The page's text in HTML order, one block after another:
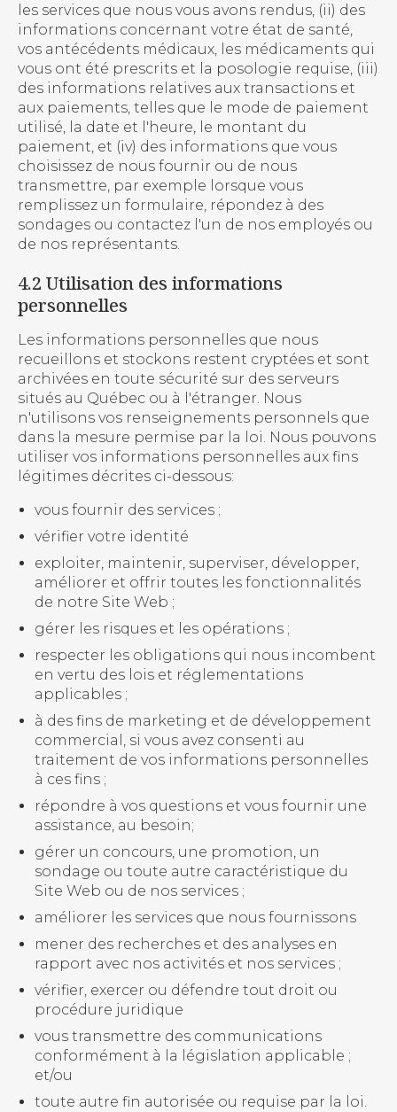
les services que nous vous avons rendus, (ii) des
informations concernant votre état de santé,
vos antécédents médicaux, les médicaments qui
vous ont été prescrits et la posologie requise, (iii)
des informations relatives aux transactions et
aux paiements, telles que le mode de paiement
utilisé, la date et l'heure, le montant du
paiement, et (iv) des informations que vous
choisissez de nous fournir ou de nous
transmettre, par exemple lorsque vous
remplissez un formulaire, répondez à des
sondages ou contactez l'un de nos employés ou
de nos représentants.
4.2 Utilisation des informations
personnelles
Les informations personnelles que nous
recueillons et stockons restent cryptées et sont
archivées en toute sécurité sur des serveurs
situés au Québec ou à l'étranger. Nous
n'utilisons vos renseignements personnels que
dans la mesure permise par la loi. Nous pouvons
utiliser vos informations personnelles aux fins
légitimes décrites ci-dessous:
vous fournir des services ;
vérifier votre identité
exploiter, maintenir, superviser, développer,
améliorer et offrir toutes les fonctionnalités
de notre Site Web ;
gérer les risques et les opérations ;
respecter les obligations qui nous incombent
en vertu des lois et réglementations
applicables ;
à des fins de marketing et de développement
commercial, si vous avez consenti au
traitement de vos informations personnelles
à ces fins ;
répondre à vos questions et vous fournir une
assistance, au besoin;
gérer un concours, une promotion, un
sondage ou toute autre caractéristique du
Site Web ou de nos services ;
améliorer les services que nous fournissons
mener des recherches et des analyses en
rapport avec nos activités et nos services ;
vérifier, exercer ou défendre tout droit ou
procédure juridique
vous transmettre des communications
conformément à la législation applicable ;
et/ou
toute autre fin autorisée ou requise par la loi.